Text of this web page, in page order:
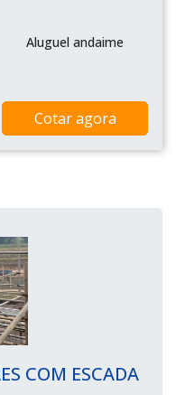
Aluguel andaime
Cotar agora
COM ESCADA